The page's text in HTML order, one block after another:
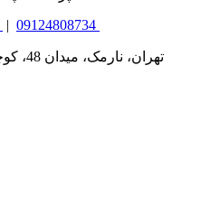
| 09124808734
تهران، نارمک، میدان 48، کوچه شهید سیاوش، پلاک 16